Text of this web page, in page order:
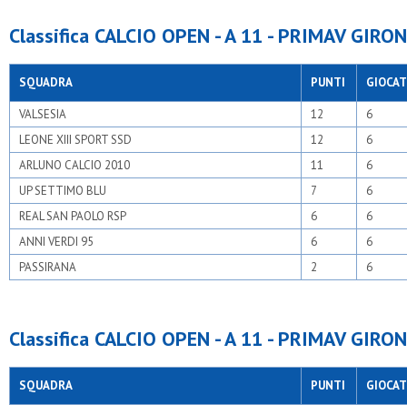
Classifica CALCIO OPEN - A 11 - PRIMAV
SQUADRA PUNTI
VALSESIA 12
6
LEONE XIII SPORT SSD
12
6
ARLUNO CALCIO 2010
11
6
UP SETTIMO BLU
7
6
REAL SAN PAOLO RSP
6
6
ANNI VERDI 95
6
6
PASSIRANA
2 6
Classifica CALCIO OPEN - A 11 - PRIMAV
SQUADRA PUNTI